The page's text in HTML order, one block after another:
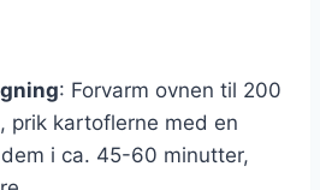
: Forvarm ovnen til 200
prik kartoflerne med en
i ca. 45-60 minutter,